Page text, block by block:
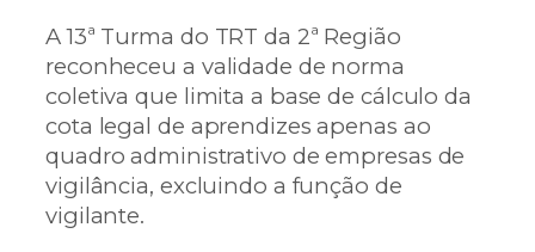
A 13ª Turma do TRT da 2ª Região
reconheceu a validade de norma
coletiva que limita a base de cálculo da
cota legal de aprendizes apenas ao
quadro administrativo de empresas de
vigilância, excluindo a função de
vigilante.